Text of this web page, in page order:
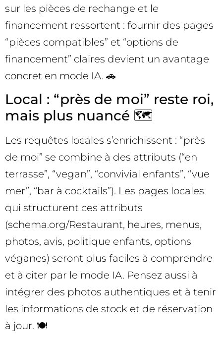
sur les pièces de rechange et le
financement ressortent : fournir des pages
“pièces compatibles” et “options de
financement” claires devient un avantage
concret en mode IA. 🚗
Local : “près de moi” reste roi,
mais plus nuancé 🗺️
Les requêtes locales s’enrichissent : “près
de moi” se combine à des attributs (“en
terrasse”, “vegan”, “convivial enfants”, “vue
mer”, “bar à cocktails”). Les pages locales
qui structurent ces attributs
(schema.org/Restaurant, heures, menus,
photos, avis, politique enfants, options
véganes) seront plus faciles à comprendre
et à citer par le mode IA. Pensez aussi à
intégrer des photos authentiques et à tenir
les informations de stock et de réservation
à jour. 🍽️